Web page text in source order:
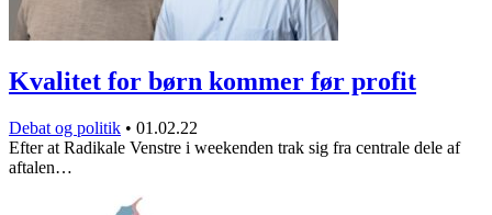
Kvalitet for børn kommer før profit
Debat og politik • 01.02.22
Efter at Radikale Venstre i weekenden trak sig fra centrale dele af
aftalen…